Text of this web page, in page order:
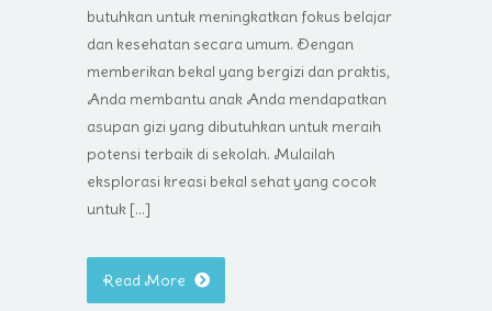
butuhkan untuk meningkatkan fokus belajar
dan kesehatan secara umum. Dengan
memberikan bekal yang bergizi dan praktis,
Anda membantu anak Anda mendapatkan
asupan gizi yang dibutuhkan untuk meraih
potensi terbaik di sekolah. Mulailah
eksplorasi kreasi bekal sehat yang cocok
untuk […]
Read More